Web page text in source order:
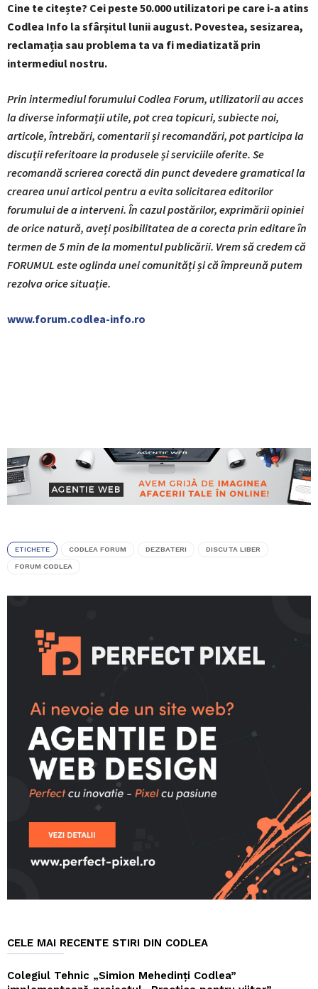
Cine te citește? Cei peste 50.000 utilizatori pe care i-a atins
Codlea Info la sfârșitul lunii august. Povestea, sesizarea,
reclamația sau problema ta va fi mediatizată prin
intermediul nostru.
Prin intermediul forumului Codlea Forum, utilizatorii au acces
la diverse informații utile, pot crea topicuri, subiecte noi,
articole, întrebări, comentarii și recomandări, pot participa la
discuții referitoare la produsele și serviciile oferite. Se
recomandă scrierea corectă din punct devedere gramatical la
crearea unui articol pentru a evita solicitarea editorilor
forumului de a interveni. În cazul postărilor, exprimării opiniei
de orice natură, aveți posibilitatea de a corecta prin editare în
termen de 5 min de la momentul publicării. Vrem să credem că
FORUMUL este oglinda unei comunități și că împreună putem
rezolva orice situație.
www.forum.codlea-info.ro
ETICHETE CODLEA FORUM DEZBATERI DISCUTA LIBER
FORUM CODLEA
CELE MAI RECENTE STIRI DIN CODLEA
Colegiul Tehnic „Simion Mehedinți Codlea”